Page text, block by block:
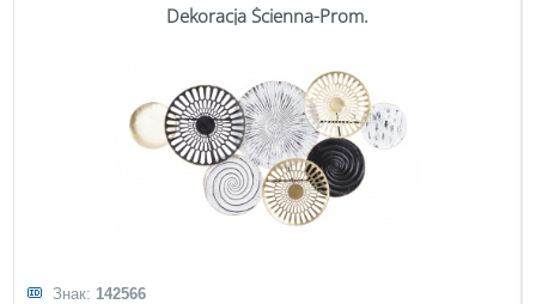
Dekoracja Ścienna-Prom.
Знак: 142566